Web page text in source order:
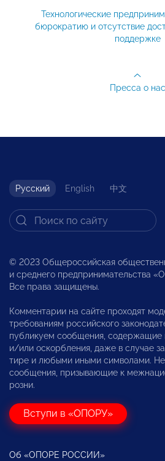
Технологические
бюрократию и отсутствие
поддержке
Пресса о нас
Русский English 中文
© 2023 Общероссийская
и среднего предпринимательства
Все права защищены.
Комментарии на сайте проходят
требованиям российского
публикуем сообщения, содержащие
и/или оскорбления, даже в случае
тире и любыми иными символами.
сообщения, призывающие к
розни.
Вступи в «ОПОРУ»
Об «ОПОРЕ РОССИИ»